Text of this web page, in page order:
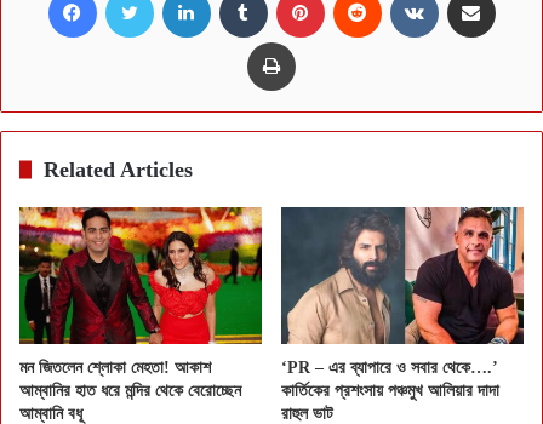
Print
Related Articles
মন জিতলেন শ্লোকা মেহতা! আকাশ
আম্বানির হাত ধরে মন্দির থেকে বেরোচ্ছেন
আম্বানি বধূ
‘PR – এর ব্যাপারে ও সবার থেকে….’
কার্তিকের প্রশংসায় পঞ্চমুখ আলিয়ার দাদা
রাহুল ভাট